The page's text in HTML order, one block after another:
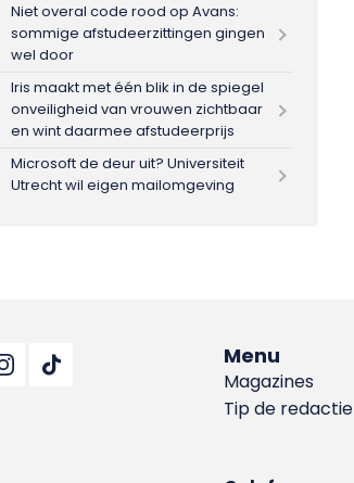
Niet overal code rood op Avans:
sommige afstudeerzittingen gingen
wel door
Iris maakt met één blik in de spiegel
onveiligheid van vrouwen zichtbaar
en wint daarmee afstudeerprijs
Microsoft de deur uit? Universiteit
Utrecht wil eigen mailomgeving
Menu
Magazines
Tip de redactie